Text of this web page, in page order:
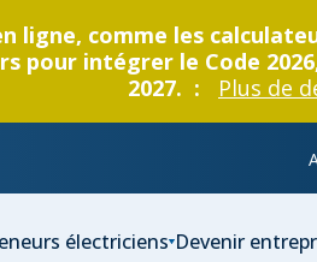
comme les
pour intégrer le Code
2027. :
Plus de
électriciens Devenir